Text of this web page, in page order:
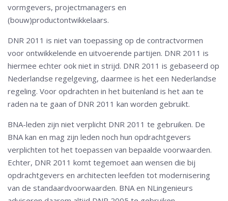
vormgevers, projectmanagers en
(bouw)productontwikkelaars.
DNR 2011 is niet van toepassing op de contractvormen
voor ontwikkelende en uitvoerende partijen. DNR 2011 is
hiermee echter ook niet in strijd. DNR 2011 is gebaseerd op
Nederlandse regelgeving, daarmee is het een Nederlandse
regeling. Voor opdrachten in het buitenland is het aan te
raden na te gaan of DNR 2011 kan worden gebruikt.
BNA-leden zijn niet verplicht DNR 2011 te gebruiken. De
BNA kan en mag zijn leden noch hun opdrachtgevers
verplichten tot het toepassen van bepaalde voorwaarden.
Echter, DNR 2011 komt tegemoet aan wensen die bij
opdrachtgevers en architecten leefden tot modernisering
van de standaardvoorwaarden. BNA en NLingenieurs